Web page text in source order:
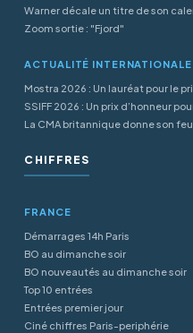
Warner décale un titre de son
Zoom sortie : "Fjord"
ACTUALITÉ INTERNATIONALE
Mostra 2026 : Un lauréat pour le
SSIFF 2026 : Un prix d’honneur
La CMA britannique donne son
CHIFFRES
FRANCE
Démarrages 14h Paris
BO au dimanche soir
BO nouveautés au dimanche soir
Top 10 entrées
Entrées premier jour
Ciné chiffres Paris-periphérie